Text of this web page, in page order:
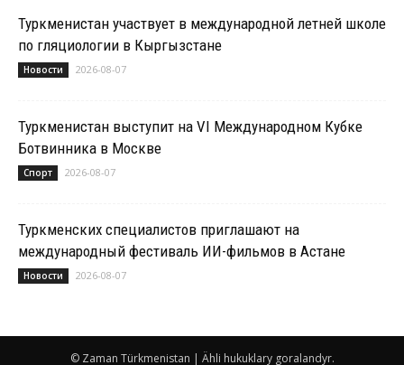
Туркменистан участвует в международной летней школе
по гляциологии в Кыргызстане
Новости 2026-08-07
Туркменистан выступит на VI Международном Кубке
Ботвинника в Москве
Спорт 2026-08-07
Туркменских специалистов приглашают на
международный фестиваль ИИ-фильмов в Астане
Новости 2026-08-07
© Zaman Türkmenistan | Ähli hukuklary goralandyr.